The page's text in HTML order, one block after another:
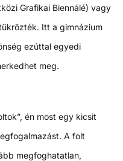
Grafikai Biennálé) vagy
Itt a gimnázium
ezúttal egyedi
meg.
én most egy kicsit
A folt
megfoghatatlan,